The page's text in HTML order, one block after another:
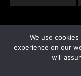
We use
experience on our
will